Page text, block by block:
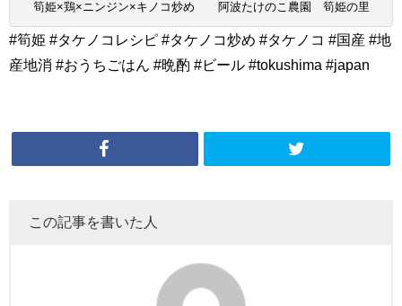
筍姫×鶏×ニンジン×キノコ炒め 阿波たけのこ農園 筍姫の里
#筍姫 #タケノコレシピ #タケノコ炒め #タケノコ #国産 #地
産地消 #おうちごはん #晩酌 #ビール #tokushima #japan
この記事を書いた人